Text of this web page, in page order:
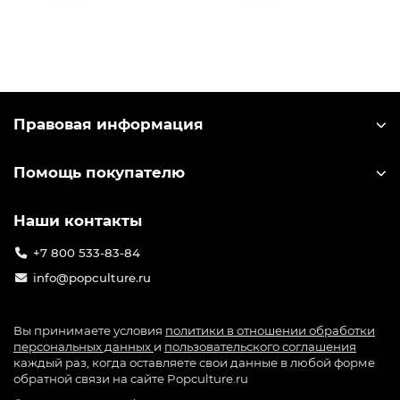
Правовая информация
Помощь покупателю
Наши контакты
+7 800 533-83-84
info@popculture.ru
Вы принимаете условия политики в отношении обработки
персональных данных и пользовательского соглашения
каждый раз, когда оставляете свои данные в любой форме
обратной связи на сайте Popculture.ru